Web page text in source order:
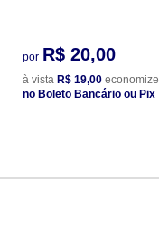
por R$ 20,00
à vista R$ 19,00 economize
no Boleto Bancário ou Pix